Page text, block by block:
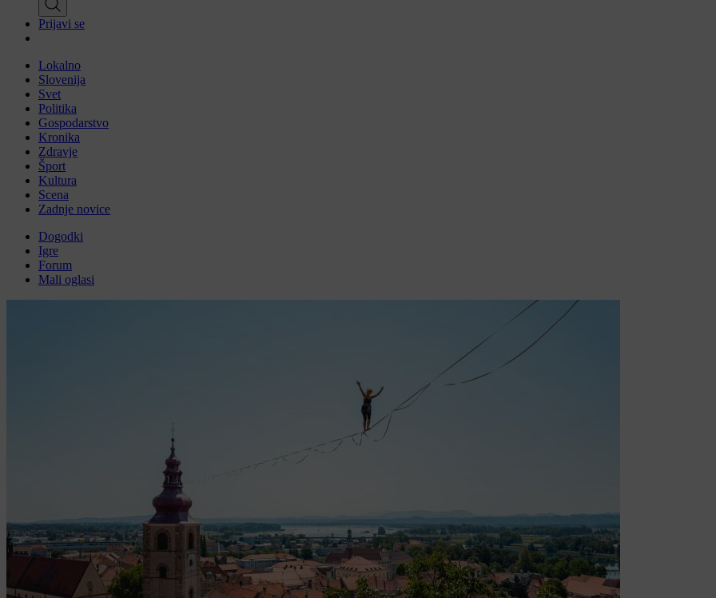
Prijavi se
Lokalno
Slovenija
Svet
Politika
Gospodarstvo
Kronika
Zdravje
Šport
Kultura
Scena
Zadnje novice
Dogodki
Igre
Forum
Mali oglasi